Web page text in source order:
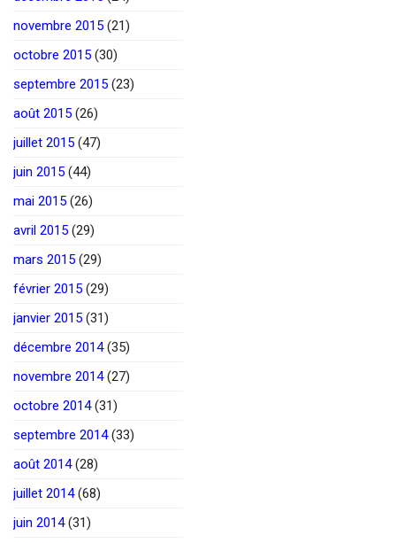
novembre 2015 (21)
octobre 2015 (30)
septembre 2015 (23)
août 2015 (26)
juillet 2015 (47)
juin 2015 (44)
mai 2015 (26)
avril 2015 (29)
mars 2015 (29)
février 2015 (29)
janvier 2015 (31)
décembre 2014(35)
novembre 2014(27)
octobre 2014(31)
septembre 2014(33)
août 2014(28)
juillet 2014(68)
juin 2014(31)